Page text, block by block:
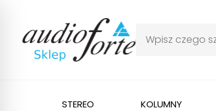
STEREO KOLUMNY